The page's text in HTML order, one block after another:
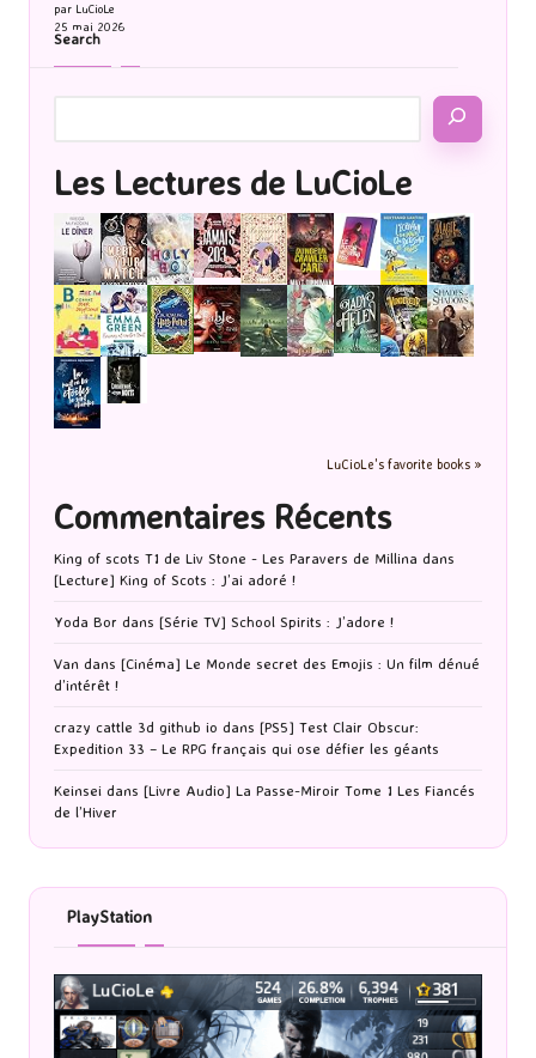
par LuCioLe
25 mai 2026
Search
Les Lectures de LuCioLe
LuCioLe's favorite books »
Commentaires Récents
King of scots T1 de Liv Stone - Les Paravers de Millina dans
[Lecture] King of Scots : J’ai adoré !
Yoda Bor dans [Série TV] School Spirits : J’adore !
Van dans [Cinéma] Le Monde secret des Emojis : Un film dénué
d’intérêt !
crazy cattle 3d github io dans [PS5] Test Clair Obscur:
Expedition 33 – Le RPG français qui ose défier les géants
Keinsei dans [Livre Audio] La Passe-Miroir Tome 1 Les Fiancés
de l’Hiver
PlayStation